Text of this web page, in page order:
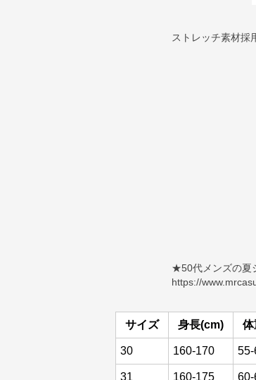
ストレッチ素材採
★50代メンズの夏
https://
サイズ 身長(cm)
30 160-170
31 160-175